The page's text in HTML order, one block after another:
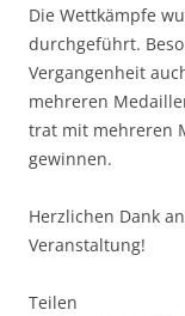
Die Wettkämpfe
durchgeführt.
Vergangenheit
mehreren
trat mit mehreren
gewinnen.
Herzlichen Dank
Veranstaltung!
Teilen